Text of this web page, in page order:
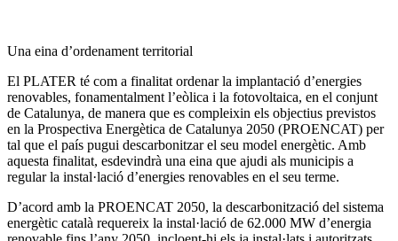
Una eina d’ordenament territorial
El PLATER té com a finalitat ordenar la implantació d’energies
renovables, fonamentalment l’eòlica i la fotovoltaica, en el conjunt
de Catalunya, de manera que es compleixin els objectius previstos
en la Prospectiva Energètica de Catalunya 2050 (PROENCAT) per
tal que el país pugui descarbonitzar el seu model energètic. Amb
aquesta finalitat, esdevindrà una eina que ajudi als municipis a
regular la instal·lació d’energies renovables en el seu terme.
D’acord amb la PROENCAT 2050, la descarbonització del sistema
energètic català requereix la instal·lació de 62.000 MW d’energia